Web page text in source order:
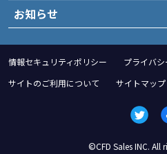
お知らせ
情報セキュリティポリシー プライバ
サイトのご利用について
サイトマップ
©CFD Sales INC. All